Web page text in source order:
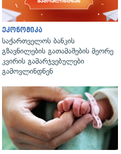
გადახედვა
ეკონომიკა
საქართველოს ბანკის
გზავნილების გათამაშების მეორე
კვირის გამარჯვებულები
გამოვლინდნენ